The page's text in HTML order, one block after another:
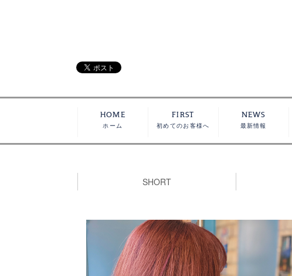
HOME
ホーム
FIRST
初めてのお客様へ
NEWS
最新情報
SHORT